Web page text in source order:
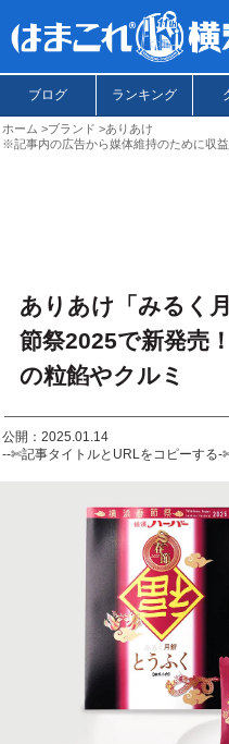
ブログ ランキング
ホーム ブランド
ありあけ
※記事内の広告から媒体維持のために収
ありあけ「みるく
節祭2025で新発売
の粒餡やクルミ
公開：2025.01.14
--✄記事タイトルとURLをコピーする